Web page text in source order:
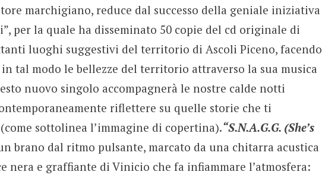
marchigiano, reduce dal successo della geniale iniziativa
per la quale ha disseminato 50 copie del cd originale di
luoghi suggestivi del territorio di Ascoli Piceno, facendo
tal modo le bellezze del territorio attraverso la sua musica
nuovo singolo accompagnerà le nostre calde notti
riflettere su quelle storie che ti
sottolinea l’immagine di copertina).“S.N.A.G.G. (She’s
brano dal ritmo pulsante, marcato da una chitarra acustica
nera e graffiante di Vinicio che fa infiammare l’atmosfera: